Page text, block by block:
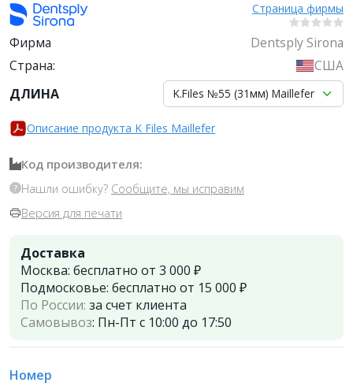
Страница фирмы
Фирма
Dentsply Sirona
Страна:
США
ДЛИНА
K.Files №55 (31мм) Maillefer
Описание продукта K Files Maillefer
Код производителя:
Нашли ошибку? Сообщите, мы исправим
Версия для печати
Доставка
Москва: бесплатно от 3 000 ₽
Подмосковье: бесплатно от 15 000 ₽
По России: за счет клиента
Самовывоз: Пн-Пт с 10:00 до 17:50
Номер